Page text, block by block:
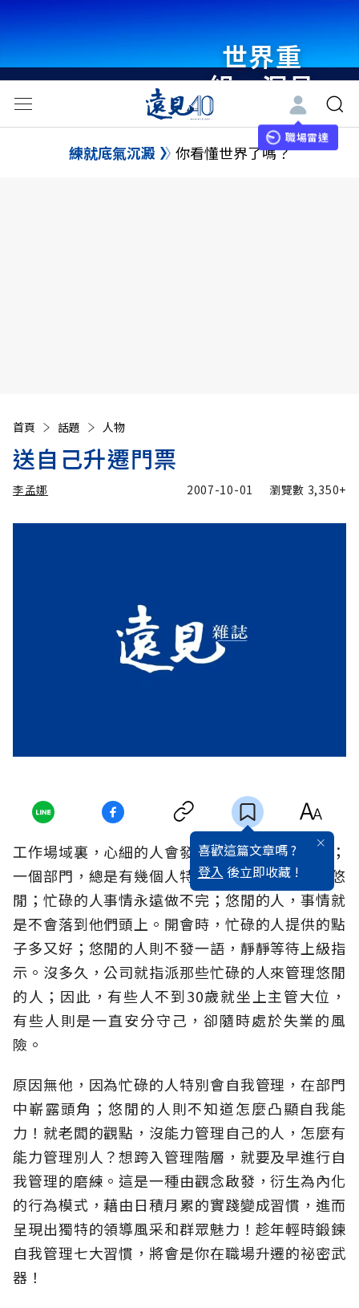
世界重
組・洞見
未來 與
世界領袖
職場雷達
練就底氣沉澱 你看懂世界了嗎？
首頁 話題 人物
送自己升遷門票
李孟娜 2007-10-01 瀏覽數 3,350+
喜歡這篇文章嗎 ?
登入 後立即收藏 !
工作場域裏，心細的人會發現一個兩極化的現象；
一個部門，總是有幾個人特別忙碌，幾個人特別悠
閒；忙碌的人事情永遠做不完；悠閒的人，事情就
是不會落到他們頭上。開會時，忙碌的人提供的點
子多又好；悠閒的人則不發一語，靜靜等待上級指
示。沒多久，公司就指派那些忙碌的人來管理悠閒
的人；因此，有些人不到30歲就坐上主管大位，
有些人則是一直安分守己，卻隨時處於失業的風
險。
原因無他，因為忙碌的人特別會自我管理，在部門
中嶄露頭角；悠閒的人則不知道怎麼凸顯自我能
力！就老闆的觀點，沒能力管理自己的人，怎麼有
能力管理別人？想跨入管理階層，就要及早進行自
我管理的磨練。這是一種由觀念啟發，衍生為內化
的行為模式，藉由日積月累的實踐變成習慣，進而
呈現出獨特的領導風采和群眾魅力！趁年輕時鍛鍊
自我管理七大習慣，將會是你在職場升遷的祕密武
器！